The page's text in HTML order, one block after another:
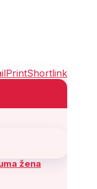
PrintShortlink
žena